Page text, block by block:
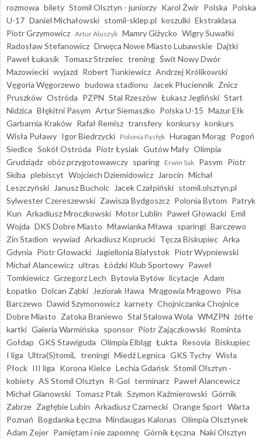
rozmowa bilety Stomil Olsztyn - juniorzy Karol Żwir Polska Polska
U-17 Daniel Michałowski stomil-sklep.pl koszulki Ekstraklasa
Piotr Grzymowicz Artur Aluszyk Mamry Giżycko Wigry Suwałki
Radosław Stefanowicz Drwęca Nowe Miasto Lubawskie Dajtki
Paweł Łukasik Tomasz Strzelec trening Świt Nowy Dwór
Mazowiecki wyjazd Robert Tunkiewicz Andrzej Królikowski
Vęgoria Węgorzewo budowa stadionu Jacek Płuciennik Znicz
Pruszków Ostróda PZPN Stal Rzeszów Łukasz Jegliński Start
Nidzica Błękitni Pasym Artur Siemaszko Polska U-15 Mazur Ełk
Garbarnia Kraków Rafał Remisz transfery konkursy konkurs
Wisła Puławy Igor Biedrzycki Polonia Pasłęk Huragan Morąg Pogoń
Siedlce Sokół Ostróda Piotr Łysiak Gutów Mały Olimpia
Grudziądz obóz przygotowawczy sparing Erwin Sak Pasym Piotr
Skiba plebiscyt Wojciech Dziemidowicz Jarocin Michał
Leszczyński
Janusz Bucholc Jacek Czałpiński stomil.olsztyn.pl
Sylwester Czereszewski Zawisza Bydgoszcz Polonia Bytom Patryk
Kun Arkadiusz Mroczkowski Motor Lublin Paweł Głowacki Emil
Wojda DKS Dobre Miasto Mławianka Mława sparingi Barczewo
Zin Stadion wywiad Arkadiusz Koprucki Tęcza Biskupiec Arka
Gdynia Piotr Głowacki Jagiellonia Białystok Piotr Wypniewski
Michał Alancewicz ultras Łódzki Klub Sportowy Paweł
Tomkiewicz Grzegorz Lech Bytovia Bytów licytacje Adam
Łopatko Dolcan Ząbki Jeziorak Iława Mrągowia Mrągowo Pisa
Barczewo Dawid Szymonowicz karnety Chojniczanka Chojnice
Dobre Miasto Zatoka Braniewo Stal Stalowa Wola WMZPN żółte
kartki Galeria Warmińska sponsor Piotr Zajączkowski Rominta
Gołdap GKS Stawiguda Olimpia Elbląg Łukta Resovia Biskupiec
I liga Ultra(S)tomiL treningi Miedź Legnica GKS Tychy Wisła
Płock III liga Korona Kielce Lechia Gdańsk Stomil Olsztyn -
kobiety AS Stomil Olsztyn R-Gol terminarz Paweł Alancewicz
Michał Glanowski Tomasz Ptak Szymon Kaźmierowski Górnik
Zabrze Zagłębie Lubin Arkadiusz Czarnecki Orange Sport Warta
Poznań Bogdanka Łęczna Mindaugas Kalonas Olimpia Olsztynek
Adam Zejer Pamiętam i nie zapomnę Górnik Łęczna Naki Olsztyn